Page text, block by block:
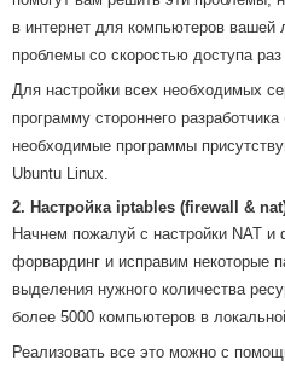
в интернет для компьютеров вашей
проблемы со скоростью доступа раз
Для настройки всех необходимых
программу стороннего
необходимые программы
Ubuntu Linux.
2. Настройка iptables (firewall &
Начнем пожалуй с настройки NAT
форвардинг и исправим некоторые
выделения нужного количества
более 5000 компьютеров в
Реализовать все это можно с